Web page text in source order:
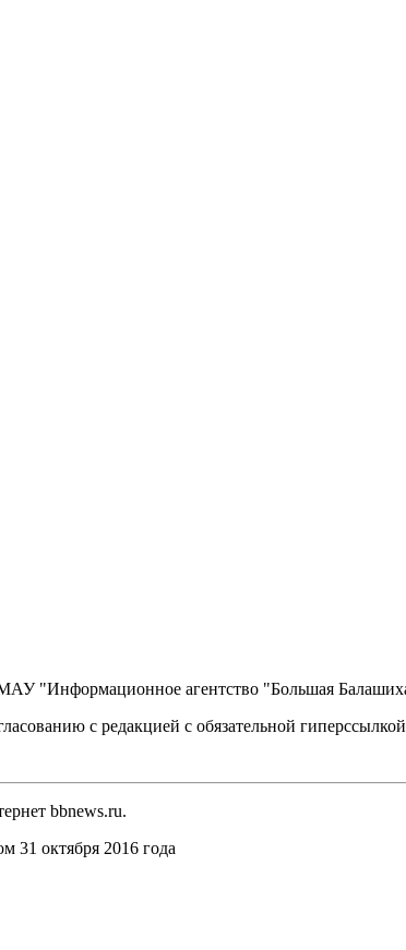
"Информационное агентство "Большая
с редакцией с обязательной
bbnews.ru.
октября 2016 года